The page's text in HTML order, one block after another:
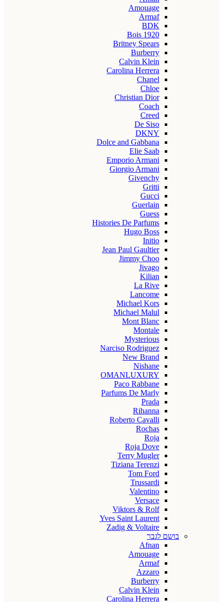
Amouage
Armaf
BDK
Bois 1920
Britney Spears
Burberry
Calvin Klein
Carolina Herrera
Chanel
Chloe
Christian Dior
Coach
Creed
De Siso
DKNY
Dolce and Gabbana
Elie Saab
Emporio Armani
Giorgio Armani
Givenchy
Gritti
Gucci
Guerlain
Guess
Histories De Parfums
Hugo Boss
Initio
Jean Paul Gaultier
Jimmy Choo
Jivago
Kilian
La Rive
Lancome
Michael Kors
Michael Malul
Mont Blanc
Montale
Mysterious
Narciso Rodriguez
New Brand
Nishane
OMANLUXURY
Paco Rabbane
Parfums De Marly
Prada
Rihanna
Roberto Cavalli
Rochas
Roja
Roja Dove
Terry Mugler
Tiziana Terenzi
Tom Ford
Trussardi
Valentino
Versace
Viktors & Rolf
Yves Saint Laurent
Zadig & Voltaire
בושם לגבר
Afnan
Amouage
Armaf
Azzaro
Burberry
Calvin Klein
Carolina Herrera